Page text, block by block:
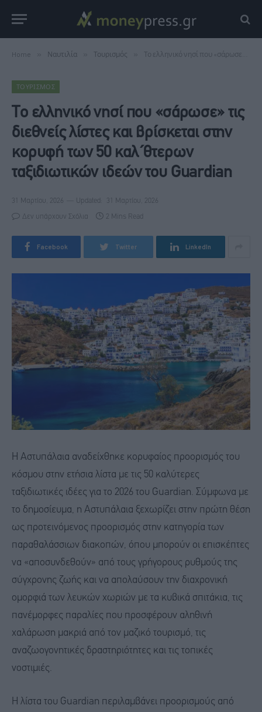
Home Ναυτιλία Τουρισμός Το ελληνικό νησί που «σάρωσε» τις διεθνείς λίστες και βρίσκεται στην κορυφή των 50 καλ΄θτερων ταξιδιωτικών ιδεών του Guardian
ΤΟΥΡΙΣΜΌΣ
Το ελληνικό νησί που «σάρωσε» τις
διεθνείς λίστες και βρίσκεται στην
κορυφή των 50 καλ΄θτερων
ταξιδιωτικών ιδεών του Guardian
31 Μαρτίου, 2026 Updated: 31 Μαρτίου, 2026
Δεν υπάρχουν Σχόλια 2 Mins Read
Facebook Twitter LinkedIn
Η Αστυπάλαια αναδείχθηκε κορυφαίος προορισμός του
κόσμου στην ετήσια λίστα με τις 50 καλύτερες
ταξιδιωτικές ιδέες για το 2026 του Guardian. Σύμφωνα με
το δημοσίευμα, η Αστυπάλαια ξεχωρίζει στην πρώτη θέση
ως προτεινόμενος προορισμός στην κατηγορία των
παραθαλάσσιων διακοπών, όπου μπορούν οι επισκέπτες
να «αποσυνδεθούν» από τους γρήγορους ρυθμούς της
σύγχρονης ζωής και να απολαύσουν την διαχρονική
ομορφιά των λευκών χωριών με τα κυβικά σπιτάκια, τις
πανέμορφες παραλίες που προσφέρουν αληθινή
χαλάρωση μακριά από τον μαζικό τουρισμό, τις
αναζωογονητικές δραστηριότητες και τις τοπικές
νοστιμιές.
Η λίστα του Guardian περιλαμβάνει προορισμούς από